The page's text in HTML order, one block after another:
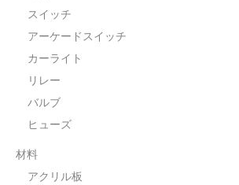
スイッチ
アーケードスイッチ
カーライト
リレー
バルブ
ヒューズ
材料
アクリル板